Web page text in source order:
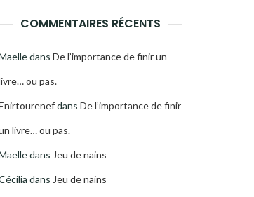
COMMENTAIRES RÉCENTS
dans De l’importance de finir un
ou pas.
dans De l’importance de finir
livre… ou pas.
dans Jeu de nains
dans Jeu de nains